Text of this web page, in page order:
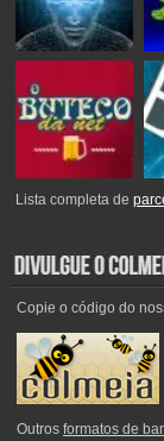
Lista completa de
Copie o código do
Outros formatos de